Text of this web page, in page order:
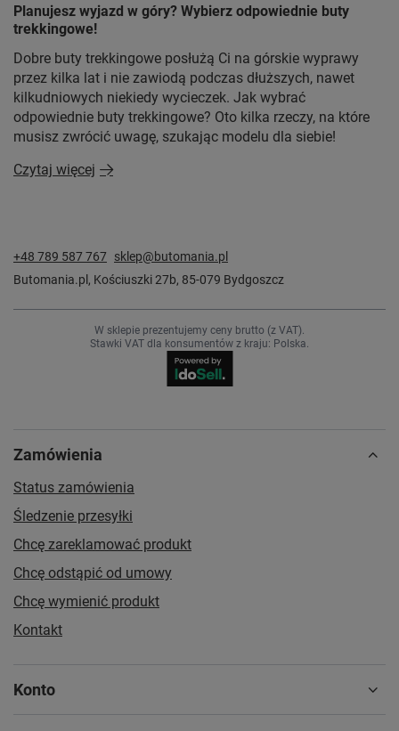
Planujesz wyjazd w góry? Wybierz odpowiednie buty
trekkingowe!
Dobre buty trekkingowe posłużą Ci na górskie wyprawy
przez kilka lat i nie zawiodą podczas dłuższych, nawet
kilkudniowych niekiedy wycieczek. Jak wybrać
odpowiednie buty trekkingowe? Oto kilka rzeczy, na które
musisz zwrócić uwagę, szukając modelu dla siebie!
Czytaj więcej
+48 789 587 767 sklep@butomania.pl
Butomania.pl , Kościuszki 27b, 85-079 Bydgoszcz
W sklepie prezentujemy ceny brutto (z VAT).
Stawki VAT dla konsumentów z kraju: Polska.
Zamówienia
Status zamówienia
Śledzenie przesyłki
Chcę zareklamować produkt
Chcę odstąpić od umowy
Chcę wymienić produkt
Kontakt
Konto